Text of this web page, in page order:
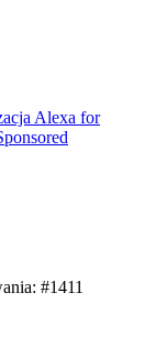
Alexa for
#1411